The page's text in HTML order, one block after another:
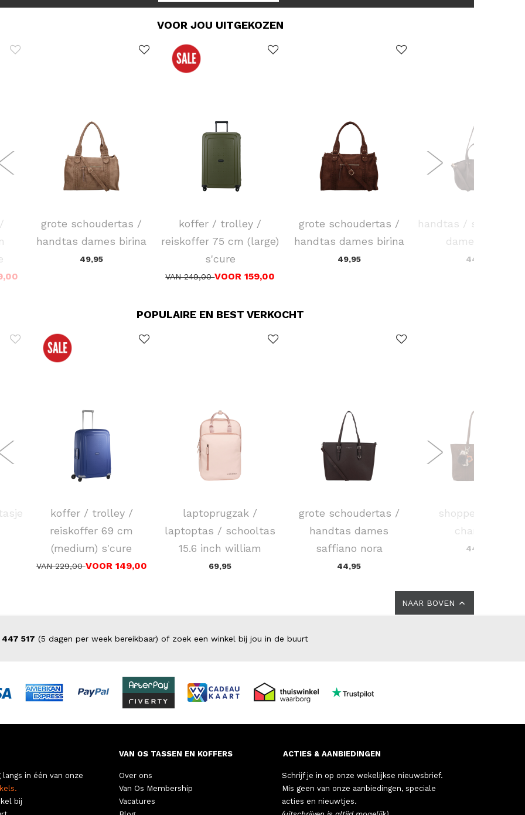
VOOR JOU UITGEKOZEN
grote schoudertas /
handtas dames birina
49,95
koffer / trolley /
reiskoffer 75 cm (large)
s'cure
VAN 249,00VOOR 159,00
grote schoudertas /
handtas dames birina
49,95
handtas / schouder
dames laren
44,95
POPULAIRE EN BEST VERKOCHT
koffer / trolley /
reiskoffer 69 cm
(medium) s'cure
VAN 229,00VOOR 149,00
laptoprugzak /
laptoptas / schooltas
15.6 inch william
69,95
grote schoudertas /
handtas dames
saffiano nora
44,95
shopper dames
charlotte
44,95
NAAR BOVEN
447 517 (5 dagen per week bereikbaar) of zoek een winkel bij jou in de buurt
langs in één van onze
bij
VAN OS TASSEN EN KOFFERS
Over ons
Van Os Membership
Vacatures
ACTIES & AANBIEDINGEN
Schrijf je in op onze wekelijkse nieuwsbrief.
Mis geen van onze aanbiedingen, speciale
acties en nieuwtjes.